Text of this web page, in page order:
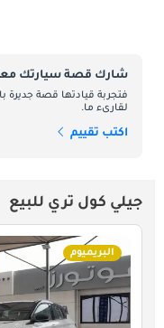
شارك قصة سيارتك
فتجربة قيادتها قصة جديرة
لقارىء ما.
اكتب تقييم
جيلي كول تري للبيع
البريميوم